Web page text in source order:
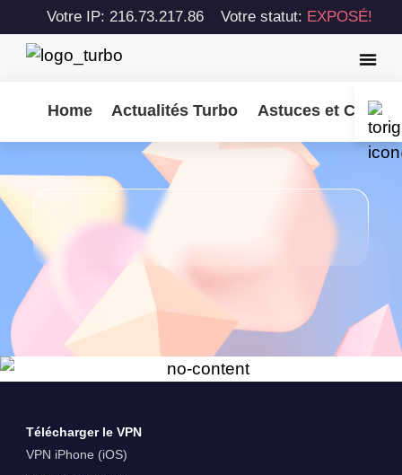
Votre IP: 216.73.217.86 Votre statut: EXPOSÉ!
Home Actualités Turbo Astuces et
Télécharger le VPN
VPN iPhone (iOS)